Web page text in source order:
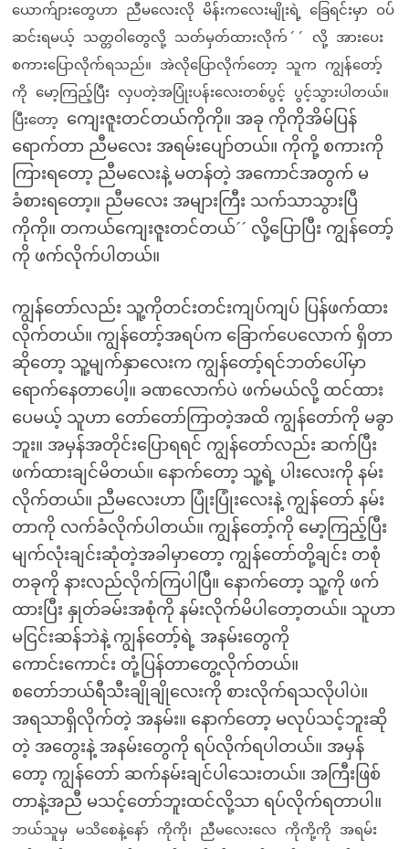
ယောက်ျားတွေဟာ ညီမလေးလို မိန်းကလေးမျိုးရဲ့ ခြေရင်းမှာ ဝပ်
ဆင်းရမယ့် သတ္တဝါတွေလို့ သတ်မှတ်ထားလိုက်´´ လို့ အားပေး
စကားပြောလိုက်ရသည်။ အဲလိုပြောလိုက်တော့ သူက ကျွန်တော့်
ကို မော့ကြည့်ပြီး လှပတဲ့အပြုံးပန်းလေးတစ်ပွင့် ပွင့်သွားပါတယ်။
ပြီးတော့ ကျေးဇူးတင်တယ်ကိုကို။ အခု ကိုကိုအိမ်ပြန်
ရောက်တာ ညီမလေး အရမ်းပျော်တယ်။ ကိုကို့ စကားကို
ကြားရတော့ ညီမလေးနဲ့ မတန်တဲ့ အကောင်အတွက် မ
ခံစားရတော့။ ညီမလေး အများကြီး သက်သာသွားပြီ
ကိုကို။ တကယ်ကျေးဇူးတင်တယ်´´ လို့ပြောပြီး ကျွန်တော့်
ကို ဖက်လိုက်ပါတယ်။
ကျွန်တော်လည်း သူ့ကိုတင်းတင်းကျပ်ကျပ် ပြန်ဖက်ထား
လိုက်တယ်။ ကျွန်တော့်အရပ်က ခြောက်ပေလောက် ရှိတာ
ဆိုတော့ သူ့မျက်နှာလေးက ကျွန်တော့်ရင်ဘတ်ပေါ်မှာ
ရောက်နေတာပေါ့။ ခဏလောက်ပဲ ဖက်မယ်လို့ ထင်ထား
ပေမယ့် သူဟာ တော်တော်ကြာတဲ့အထိ ကျွန်တော်ကို မခွာ
ဘူး။ အမှန်အတိုင်းပြောရရင် ကျွန်တော်လည်း ဆက်ပြီး
ဖက်ထားချင်မိတယ်။ နောက်တော့ သူ့ရဲ့ ပါးလေးကို နမ်း
လိုက်တယ်။ ညီမလေးဟာ ပြုံးပြုံးလေးနဲ့ ကျွန်တော် နမ်း
တာကို လက်ခံလိုက်ပါတယ်။ ကျွန်တော့်ကို မော့ကြည့်ပြီး
မျက်လုံးချင်းဆုံတဲ့အခါမှာတော့ ကျွန်တော်တို့ချင်း တစုံ
တခုကို နားလည်လိုက်ကြပါပြီ။ နောက်တော့ သူ့ကို ဖက်
ထားပြီး နှုတ်ခမ်းအစုံကို နမ်းလိုက်မိပါတော့တယ်။ သူဟာ
မငြင်းဆန်ဘဲနဲ့ ကျွန်တော့်ရဲ့ အနမ်းတွေကို
ကောင်းကောင်း တုံ့ပြန်တာတွေ့လိုက်တယ်။
စတော်ဘယ်ရီသီးချိုချိုလေးကို စားလိုက်ရသလိုပါပဲ။
အရသာရှိလိုက်တဲ့ အနမ်း။ နောက်တော့ မလုပ်သင့်ဘူးဆို
တဲ့ အတွေးနဲ့ အနမ်းတွေကို ရပ်လိုက်ရပါတယ်။ အမှန်
တော့ ကျွန်တော် ဆက်နမ်းချင်ပါသေးတယ်။ အကြီးဖြစ်
တာနဲ့အညီ မသင့်တော်ဘူးထင်လို့သာ ရပ်လိုက်ရတာပါ။
ဘယ်သူမှ မသိစေနဲ့နော် ကိုကို၊ ညီမလေးလေ ကိုကို့ကို အရမ်း